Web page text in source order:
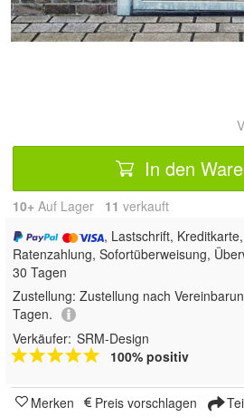
In den
10+ Auf Lager 11 verkauft
, Lastschrift,
Ratenzahlung, Sofortüberweisung,
30 Tagen
Zustellung: Zustellung nach
Tagen.
Verkäufer: SRM-Design
100% positiv
Merken Preis vorschlagen